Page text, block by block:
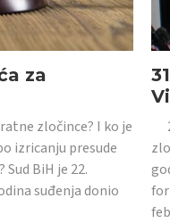
za
zločince? I ko je
izricanju presude
BiH je 22.
suđenja donio